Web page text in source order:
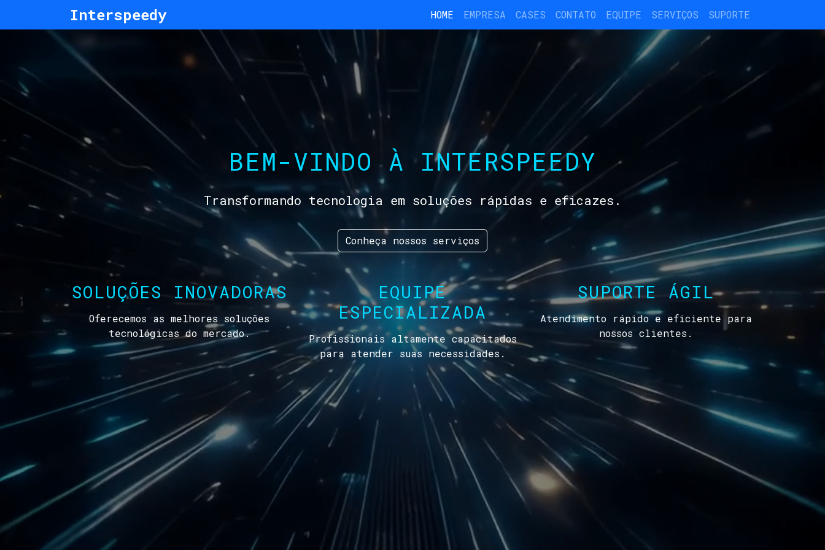
Interspeedy HOME EMPRESA CASES CONTATO EQUIPE SERVIÇOS SUPORTE
BEM-VINDO À INTERSPEEDY
Transformando tecnologia em soluções rápidas e eficazes.
Conheça nossos serviços
SOLUÇÕES INOVADORAS
Oferecemos as melhores soluções
tecnológicas do mercado.
EQUIPE
ESPECIALIZADA
Profissionais altamente capacitados
para atender suas necessidades.
SUPORTE ÁGIL
Atendimento rápido e eficiente para
nossos clientes.